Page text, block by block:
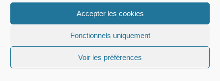
Accepter les cookies
Fonctionnels uniquement
Voir les préférences
2 janvier 1922, décédé le 27 mars 1944 à 22
ans à Joevi (Estonie).
LIROT Albert, ouvrier agricole, né le 9
décembre 1914, décédé le 24 février 1945 à
31 ans à Neuhaüser (Allemagne).
MAURER Armand René, mineur, né le 28 avril
1922, décédé le 7 septembre 1943 à 21 ans à